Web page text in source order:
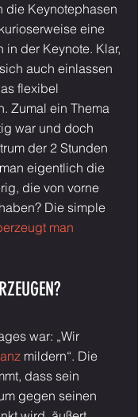
die Keynotephasen
eine
in der Keynote. Klar,
auch einlassen
flexibel
Zumal ein Thema
war und doch
der 2 Stunden
eigentlich die
die von vorne
Die simple
man
war: „Wir
mildern“. Die
dass sein
gegen seinen